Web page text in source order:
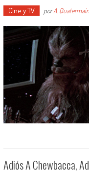
Cine y TV porA. Quatermain
Adiós A Chewbacca,